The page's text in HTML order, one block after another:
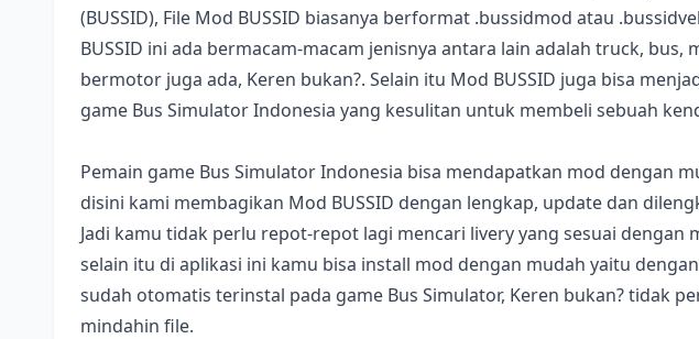
(BUSSID), File Mod BUSSID biasanya berformat .bussidmod atau
BUSSID ini ada bermacam-macam jenisnya antara lain adalah truck, bus,
bermotor juga ada, Keren bukan?. Selain itu Mod BUSSID juga bisa
game Bus Simulator Indonesia yang kesulitan untuk membeli sebuah
Pemain game Bus Simulator Indonesia bisa mendapatkan mod dengan
disini kami membagikan Mod BUSSID dengan lengkap, update dan
Jadi kamu tidak perlu repot-repot lagi mencari livery yang sesuai dengan
selain itu di aplikasi ini kamu bisa install mod dengan mudah yaitu
sudah otomatis terinstal pada game Bus Simulator, Keren bukan? tidak
mindahin file.